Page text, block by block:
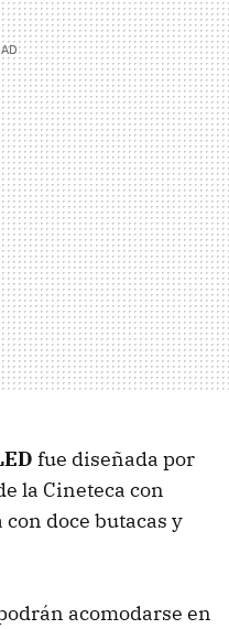
fue diseñada por
la Cineteca con
doce butacas y
acomodarse en